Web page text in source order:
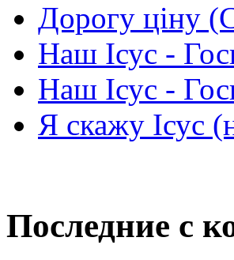
Дорогу ціну
Наш Ісус -
Наш Ісус -
Я скажу Ісус
Последние с